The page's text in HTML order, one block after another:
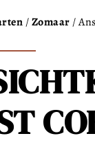
/Zomaar/